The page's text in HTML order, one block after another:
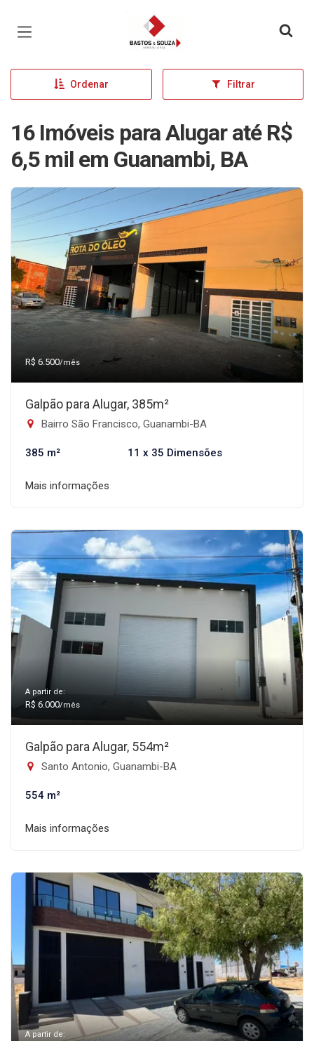
Página inicial
Ordenar Filtrar
16 Imóveis para Alugar até R$
6,5 mil em Guanambi, BA
R$ 6.500/mês
Galpão para Alugar, 385m²
Bairro São Francisco, Guanambi-BA
385 m² 11 x 35 Dimensões
Mais informações
A partir de:
R$ 6.000/mês
Galpão para Alugar, 554m²
Santo Antonio, Guanambi-BA
554 m²
Mais informações
A partir de: